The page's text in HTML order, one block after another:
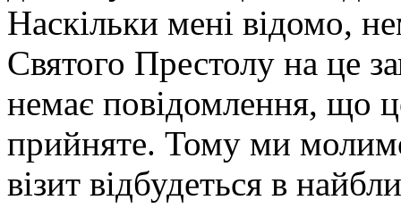
Наскільки мені відомо,
Святого Престолу на це
немає повідомлення, що
прийняте. Тому ми
візит відбудеться в